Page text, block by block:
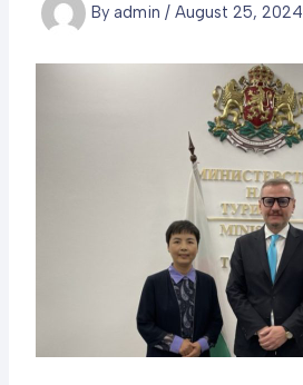
By admin / August 25, 2024